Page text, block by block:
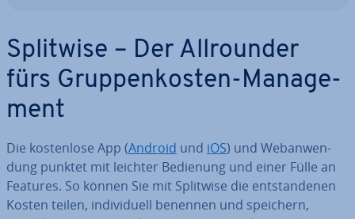
Splitwise – Der All­roun­der
fürs Grup­pen­kos­ten-Ma­nage­
ment
Die kos­ten­lo­se App (Android und iOS) und Web­an­wen­
dung punktet mit leichter Bedienung und einer Fülle an
Features. So können Sie mit Splitwise die ent­stan­de­nen
Kosten teilen, in­di­vi­du­ell benennen und speichern,